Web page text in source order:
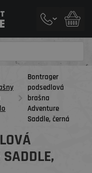
Bontrager
podsedlová
brašna
Adventure
Saddle, černá